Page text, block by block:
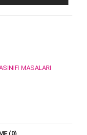
MASALARI
(0)